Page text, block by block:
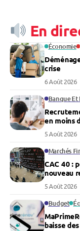
En
Économie
crise
6 Août 2026
Banque Et
en moins
5 Août 2026
Marchés
CAC 40 :
nouveau
5 Août 2026
Budget
baisse